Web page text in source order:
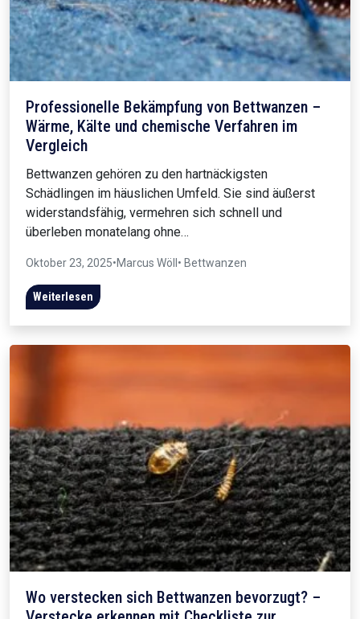
Professionelle Bekämpfung von Bettwanzen –
Wärme, Kälte und chemische Verfahren im
Vergleich
Bettwanzen gehören zu den hartnäckigsten
Schädlingen im häuslichen Umfeld. Sie sind äußerst
widerstandsfähig, vermehren sich schnell und
überleben monatelang ohne…
Oktober 23, 2025•Marcus Wöll • Bettwanzen
Weiterlesen
Wo verstecken sich Bettwanzen bevorzugt? –